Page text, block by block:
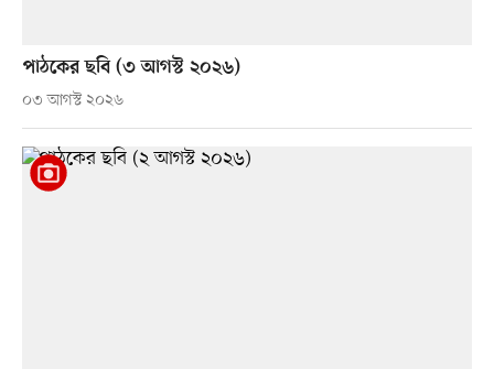
পাঠকের ছবি (৩ আগস্ট ২০২৬)
০৩ আগস্ট ২০২৬